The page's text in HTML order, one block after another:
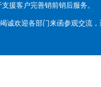
支援客户完善销前销后服务
诚欢迎各部门来函参观交流